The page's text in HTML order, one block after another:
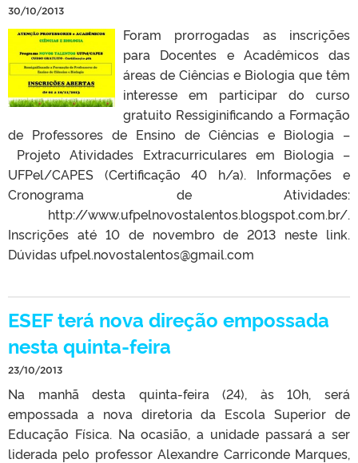
30/10/2013
Foram prorrogadas as inscrições
para Docentes e Acadêmicos das
áreas de Ciências e Biologia que têm
interesse em participar do curso
gratuito Ressiginificando a Formação
de Professores de Ensino de Ciências e Biologia –
Projeto Atividades Extracurriculares em Biologia –
UFPel/CAPES (Certificação 40 h/a). Informações e
Cronograma de Atividades:
http://www.ufpelnovostalentos.blogspot.com.br/.
Inscrições até 10 de novembro de 2013 neste link.
Dúvidas ufpel.novostalentos@gmail.com
ESEF terá nova direção empossada
nesta quinta-feira
23/10/2013
Na manhã desta quinta-feira (24), às 10h, será
empossada a nova diretoria da Escola Superior de
Educação Física. Na ocasião, a unidade passará a ser
liderada pelo professor Alexandre Carriconde Marques,